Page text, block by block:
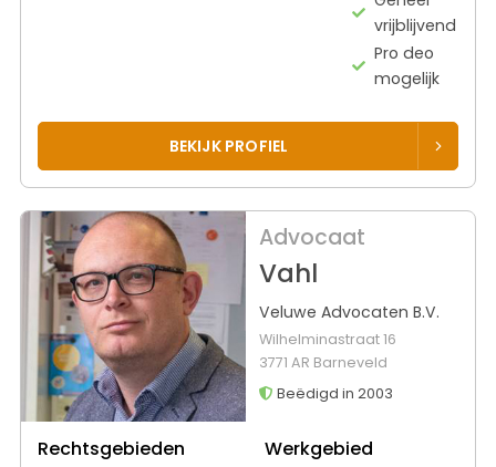
vrijblijvend
Pro deo
mogelijk
BEKIJK PROFIEL
Advocaat
Vahl
Veluwe Advocaten B.V.
Wilhelminastraat 16
3771 AR Barneveld
Beëdigd in 2003
Rechtsgebieden Werkgebied